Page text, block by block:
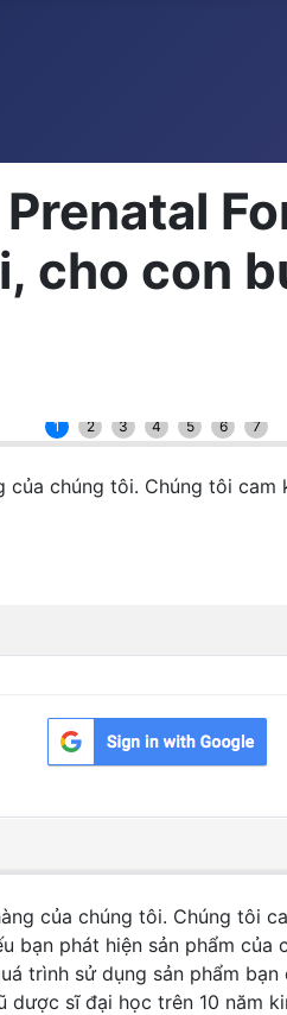
cho con
1 2 3 4 5 6 7
chúng tôi. Chúng tôi cam
của chúng tôi. Chúng tôi
bạn phát hiện sản phẩm
trình sử dụng sản phẩm
sĩ đại học trên 10 năm